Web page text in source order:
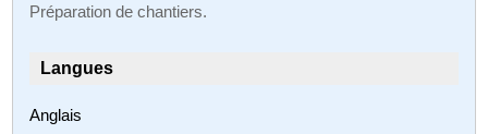
Préparation de chantiers.
Langues
Anglais